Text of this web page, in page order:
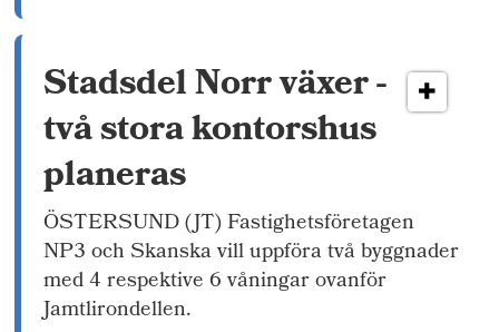
Stadsdel Norr växer -
två stora kontorshus
planeras
ÖSTERSUND (JT) Fastighetsföretagen
NP3 och Skanska vill uppföra två byggnader
med 4 respektive 6 våningar ovanför
Jamtlirondellen.